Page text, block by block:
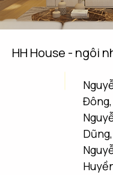
HH House - ngôi
Đông,
Dũng,